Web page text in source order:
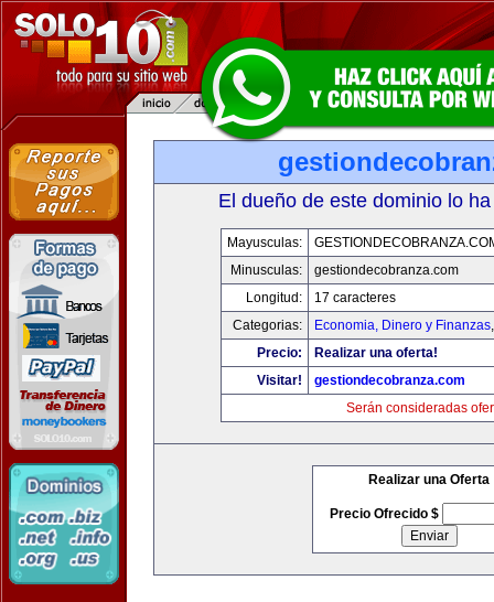
El dueño de este dominio lo
Mayusculas:
Minusculas:
gestiondecobranza.com
Longitud:
17 caracteres
Categorias:
Economia, Dinero y Finanzas
Precio:
Realizar una oferta!
Visitar!
gestiondecobranza.com
Serán consideradas
Realizar una Oferta
Precio Ofrecido $